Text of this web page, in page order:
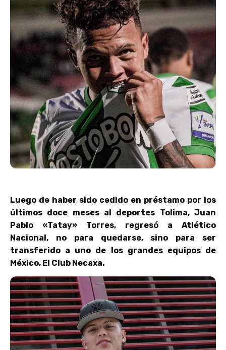
Luego de haber sido cedido en préstamo por los
últimos doce meses al deportes Tolima, Juan
Pablo «Tatay» Torres, regresó a Atlético
Nacional, no para quedarse, sino para ser
transferido a uno de los grandes equipos de
México, El Club Necaxa.